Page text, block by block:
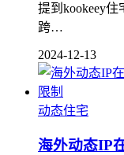
提到kookeey
跨…
2024-12-13
动态住宅
海外动态IP